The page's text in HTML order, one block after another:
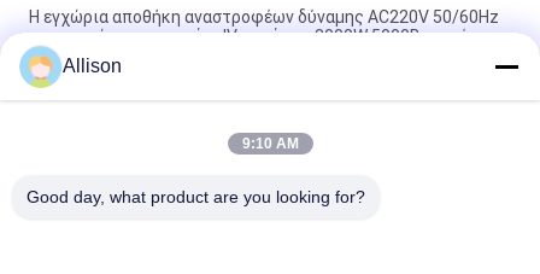
Η εγχώρια αποθήκη αναστροφέων δύναμης AC220V 50/60Hz
τροποποίησε τη σειρά σ. IV κυμάτων 3000W 5000B ημιτόνου
XL εγχώρια αποθήκη αναστροφέων κυμάτων ημιτόνου σειράς
καθαρή, αναστροφέας για την εγχώρια χρήση
επίδειξη εγχώριων αποθηκών LCD αναστροφέων δύναμης
Allison
9:10 AM
Good day, what product are you looking for?